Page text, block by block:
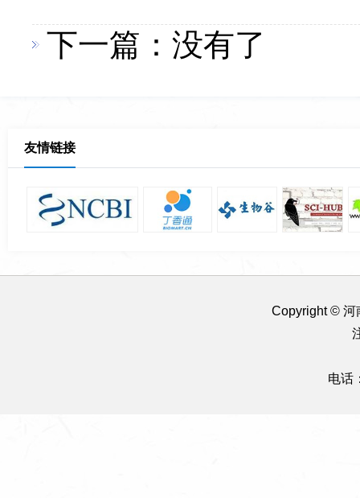
下一篇：没有了
友情链接
Copyright © 河
电话